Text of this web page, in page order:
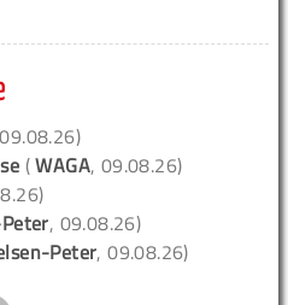
(WAGA, 09.08.26)
, 09.08.26)
Peter, 09.08.26)